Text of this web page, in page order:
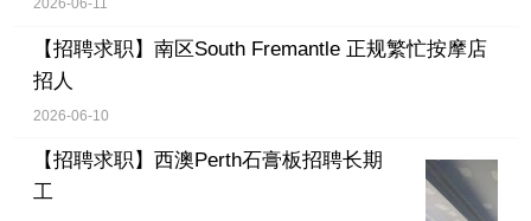
2026-06-11
【招聘求职】 南区South Fremantle 正规繁忙按摩店
招人
2026-06-10
【招聘求职】 西澳Perth石膏板招聘长期
工